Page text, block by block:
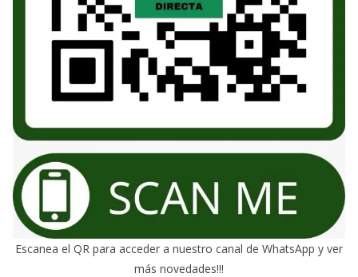
Escanea el QR para acceder a nuestro canal de WhatsApp y ver
más novedades!!!